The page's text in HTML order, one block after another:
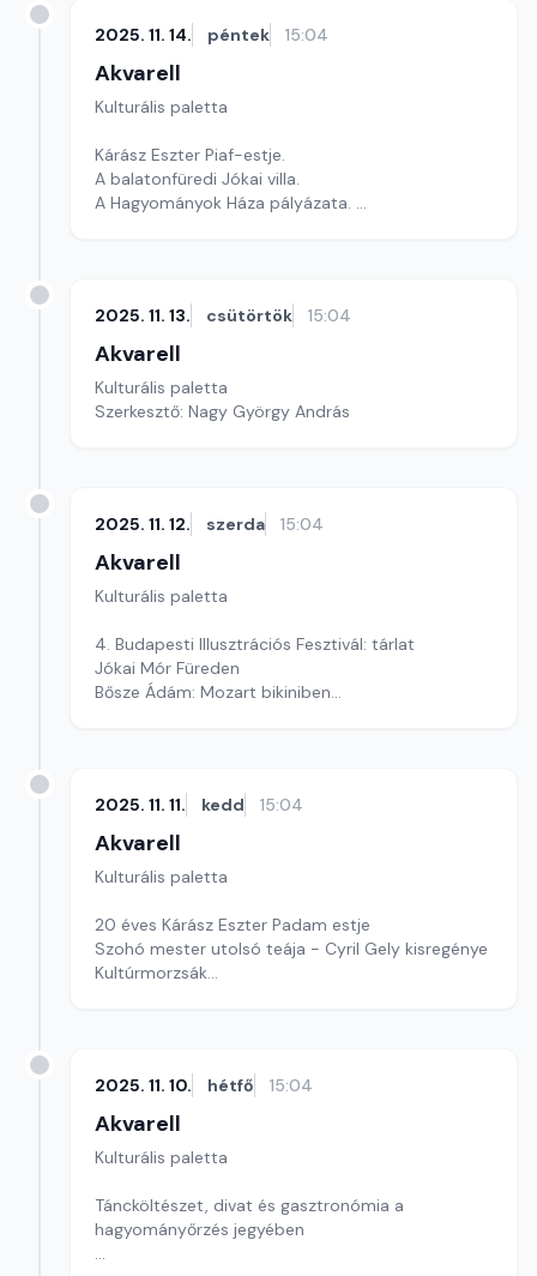
2025. 11. 14. péntek 15:04
Akvarell
Kulturális paletta
Kárász Eszter Piaf-estje.
A balatonfüredi Jókai villa.
A Hagyományok Háza pályázata.
2025. 11. 13. csütörtök 15:04
Akvarell
Kulturális paletta
Szerkesztő: Nagy György András
2025. 11. 12. szerda 15:04
Akvarell
Kulturális paletta
4. Budapesti Illusztrációs Fesztivál: tárlat
Jókai Mór Füreden
Bősze Ádám: Mozart bikiniben
2025. 11. 11. kedd 15:04
Akvarell
Kulturális paletta
20 éves Kárász Eszter Padam estje
Szohó mester utolsó teája - Cyril Gely kisregénye
Kultúrmorzsák
2025. 11. 10. hétfő 15:04
Akvarell
Kulturális paletta
Táncköltészet, divat és gasztronómia a
hagyományőrzés jegyében